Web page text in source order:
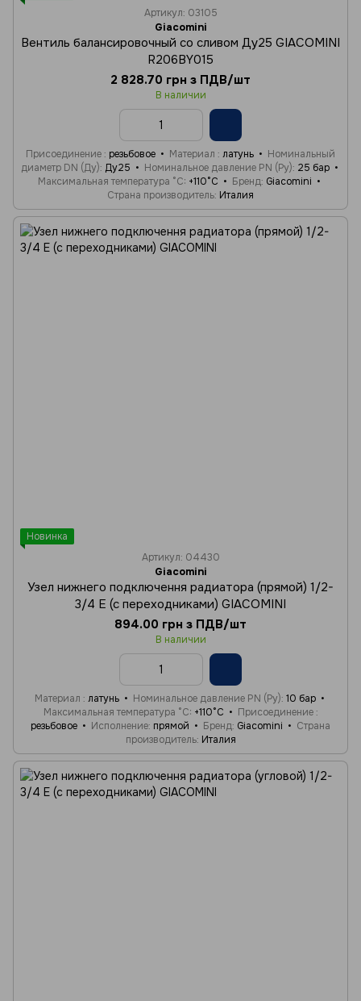
Артикул: 03105
Giacomini
Вентиль балансировочный со сливом Ду25 GIACOMINI
R206BY015
2 828.70 грн з ПДВ/шт
В наличии
Присоединение резьбовое Материал латунь
Номинальный
диаметр DN (Ду) Ду25 Номинальное давление PN (Ру) 25 бар
Максимальная температура °C +110°C Бренд Giacomini
Страна производитель Италия
Новинка
Артикул: 04430
Giacomini
Узел нижнего подключення радиатора (прямой) 1/2-
3/4 Е (с переходниками) GIACOMINI
894.00 грн з ПДВ/шт
В наличии
Материал латунь Номинальное давление PN (Ру) 10 бар
Максимальная температура °C +110°C
Присоединение
резьбовое
Исполнение прямой Бренд Giacomini
Страна
производитель Италия